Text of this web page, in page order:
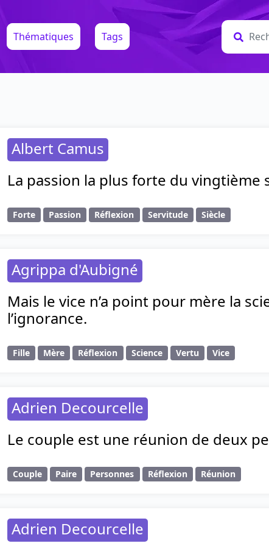
Thématiques Tags
Albert Camus
La passion la plus forte du vingtième
Forte Passion Réflexion Servitude Siècle
Agrippa d'Aubigné
Mais le vice n’a point pour mère la
l’ignorance.
Fille Mère Réflexion Science Vertu Vice
Adrien Decourcelle
Le couple est une réunion de deux
Couple Paire Personnes Réflexion Réunion
Adrien Decourcelle